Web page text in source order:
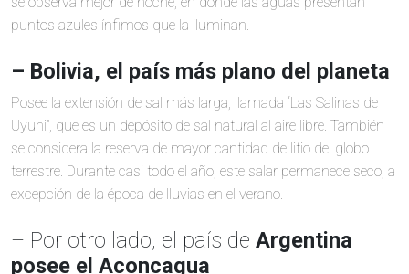
puntos azules ínfimos que la iluminan.
– Bolivia, el país más plano del planeta
Posee la extensión de sal más larga, llamada “Las Salinas de
Uyuni”, que es un depósito de sal natural al aire libre. También
se considera la reserva de mayor cantidad de litio del globo
terrestre. Durante casi todo el año, este salar permanece seco, a
excepción de la época de lluvias en el verano.
– Por otro lado, el país de Argentina
posee el Aconcagua